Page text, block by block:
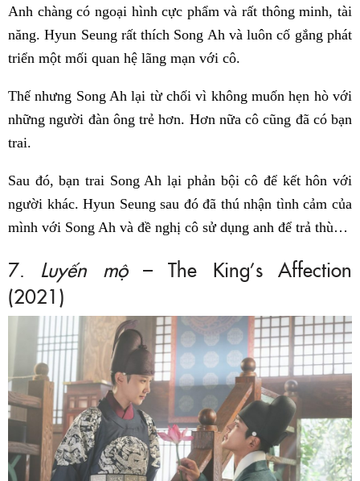
Anh chàng có ngoại hình cực phẩm và rất thông minh, tài
năng. Hyun Seung rất thích Song Ah và luôn cố gắng phát
triển một mối quan hệ lãng mạn với cô.
Thế nhưng Song Ah lại từ chối vì không muốn hẹn hò với
những người đàn ông trẻ hơn. Hơn nữa cô cũng đã có bạn
trai.
Sau đó, bạn trai Song Ah lại phản bội cô để kết hôn với
người khác. Hyun Seung sau đó đã thú nhận tình cảm của
mình với Song Ah và đề nghị cô sử dụng anh để trả thù…
7. Luyến mộ– The King’s Affection
(2021)